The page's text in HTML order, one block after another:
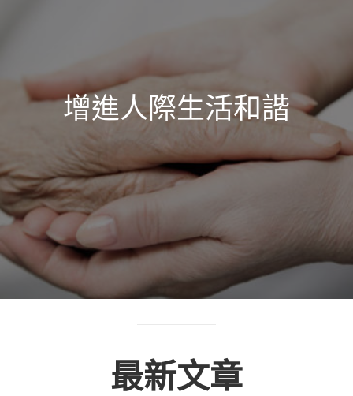
增進人際生活和諧
最新文章